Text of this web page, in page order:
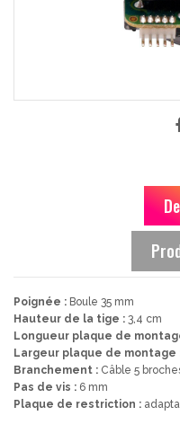
Poignée : Boule 35 mm
Hauteur de la tige : 3,4 cm
Longueur plaque de
Largeur plaque de montage
Branchement : Câble 5
Pas de vis : 6 mm
Plaque de restriction :